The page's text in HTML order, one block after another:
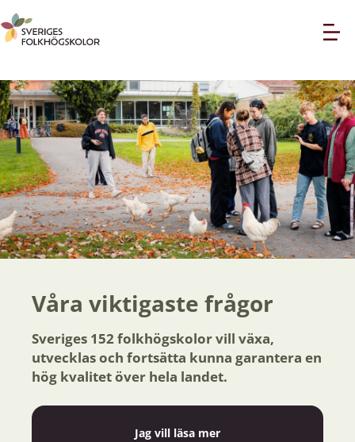
Våra viktigaste frågor
Sveriges 152 folkhögskolor vill växa,
utvecklas och fortsätta kunna garantera en
hög kvalitet över hela landet.
Jag vill läsa mer